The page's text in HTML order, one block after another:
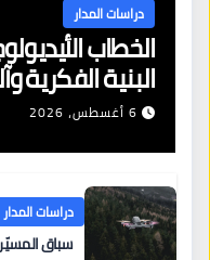
دراسات المدار
الخطاب
البنية الفكرية
6 أغسطس، 2026
دراسات المدار
سباق